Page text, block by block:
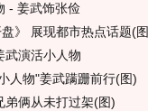
- 姜武饰张俭
》 展现都市热点话题(图
武演活小人物
人物"姜武蹒跚前行(图)
弟俩从未打过架(图)